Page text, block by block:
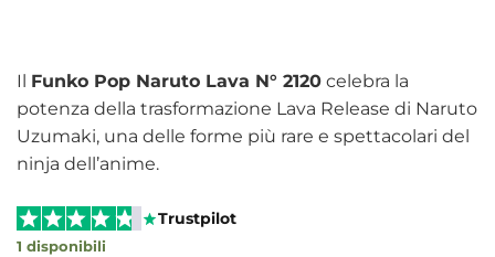
Il Funko Pop Naruto Lava N° 2120 celebra la
potenza della trasformazione Lava Release di Naruto
Uzumaki, una delle forme più rare e spettacolari del
ninja dell’anime.
Trustpilot
1 disponibili